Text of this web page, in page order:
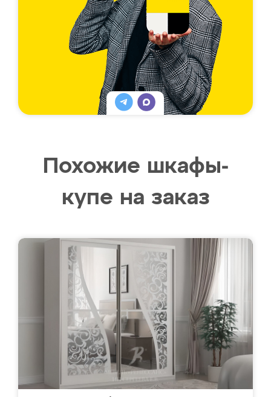
Похожие шкафы-
купе на заказ